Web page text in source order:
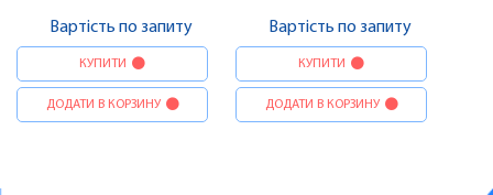
Вартість по запиту
КУПИТИ
ДОДАТИ В КОРЗИНУ
Вартість по запиту
КУПИТИ
ДОДАТИ В КОРЗИНУ